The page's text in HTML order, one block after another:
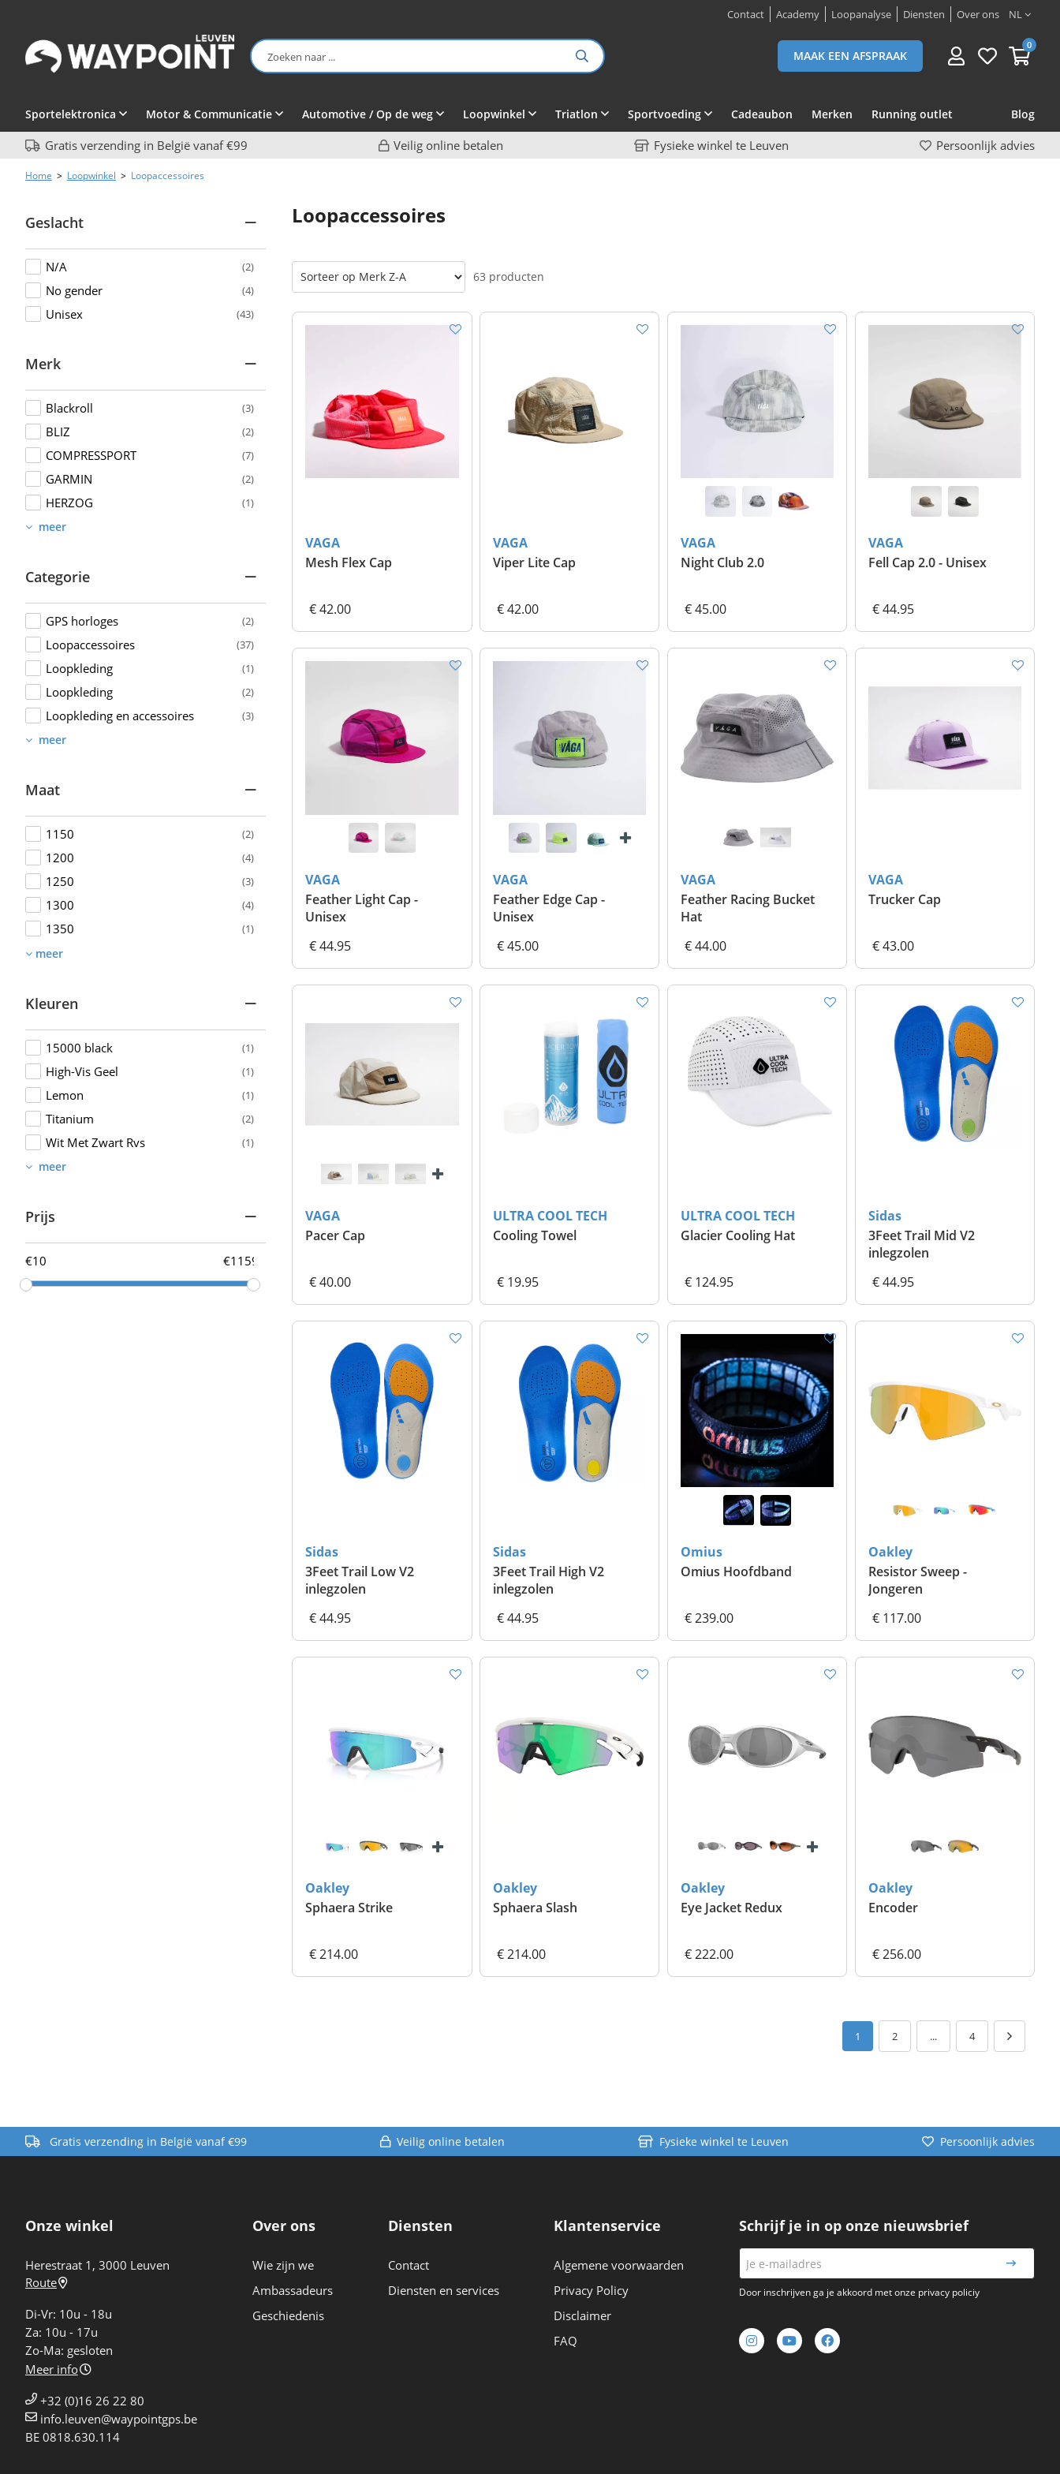
Contact Academy Loopanalyse Diensten Over ons NL
MAAK EEN AFSPRAAK
0
Sportelektronica Motor & Communicatie Automotive / Op de weg Loopwinkel Triatlon Sportvoeding Cadeaubon Merken Running outlet Blog
Gratis verzending in België vanaf €99 Veilig online betalen Fysieke winkel te Leuven Persoonlijk advies
Home > Loopwinkel > Loopaccessoires
Geslacht
(2)
N/A
(4)
No gender
(43)
Unisex
Merk
(3)
Blackroll
(2)
BLIZ
(7)
COMPRESSPORT
(2)
GARMIN
(1)
HERZOG
meer
Categorie
(2)
GPS horloges
(37)
Loopaccessoires
(1)
Loopkleding
(2)
Loopkleding
(3)
Loopkleding en accessoires
meer
Maat
(2)
1150
(4)
1200
(3)
1250
(4)
1300
(1)
1350
meer
Kleuren
(1)
15000 black
(1)
High-Vis Geel
(1)
Lemon
(2)
Titanium
(1)
Wit Met Zwart Rvs
meer
Prijs
€ €
Loopaccessoires
63 producten
VAGA
Mesh Flex Cap
€ 42.00
VAGA
Viper Lite Cap
€ 42.00
VAGA
Night Club 2.0
€ 45.00
VAGA
Fell Cap 2.0 - Unisex
€ 44.95
VAGA
Feather Light Cap -
Unisex
€ 44.95
VAGA
Feather Edge Cap -
Unisex
€ 45.00
VAGA
Feather Racing Bucket
Hat
€ 44.00
VAGA
Trucker Cap
€ 43.00
VAGA
Pacer Cap
€ 40.00
ULTRA COOL TECH
Cooling Towel
€ 19.95
ULTRA COOL TECH
Glacier Cooling Hat
€ 124.95
Sidas
3Feet Trail Mid V2
inlegzolen
€ 44.95
Sidas
3Feet Trail Low V2
inlegzolen
€ 44.95
Sidas
3Feet Trail High V2
inlegzolen
€ 44.95
Omius
Omius Hoofdband
€ 239.00
Oakley
Resistor Sweep -
Jongeren
€ 117.00
Oakley
Sphaera Strike
€ 214.00
Oakley
Sphaera Slash
€ 214.00
Oakley
Eye Jacket Redux
€ 222.00
Oakley
Encoder
€ 256.00
1 2 ... 4
Gratis verzending in België vanaf €99 Veilig online betalen Fysieke winkel te Leuven Persoonlijk advies
Onze winkel
Herestraat 1, 3000 Leuven
Route
Di-Vr: 10u - 18u
Za: 10u - 17u
Zo-Ma: gesloten
Meer info
+32 (0)16 26 22 80
info.leuven@waypointgps.be
BE 0818.630.114
Over ons
Wie zijn we
Ambassadeurs
Geschiedenis
Diensten
Contact
Diensten en services
Klantenservice
Algemene voorwaarden
Privacy Policy
Disclaimer
FAQ
Schrijf je in op onze nieuwsbrief
Door inschrijven ga je akkoord met onze privacy policiy